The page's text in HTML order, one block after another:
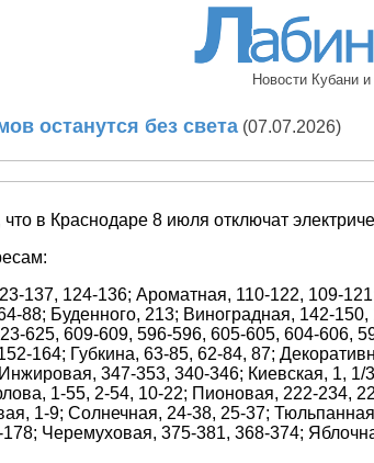
Новости Кубани
останутся без света (07.07.2026)
в Краснодаре 8 июля отключат
137, 124-136; Ароматная, 110-122, 109-
88; Буденного, 213; Виноградная, 142-
625, 609-609, 596-596, 605-605, 604-606,
164; Губкина, 63-85, 62-84, 87;
347-353, 340-346; Киевская, 1,
1-55, 2-54, 10-22; Пионовая, 222-234,
1-9; Солнечная, 24-38, 25-37;
Черемуховая, 375-381, 368-374;